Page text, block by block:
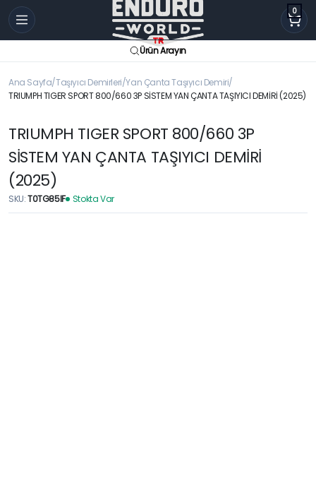
0
Ürün Arayın
Ana Sayfa Taşıyıcı Demirleri Yan Çanta Taşıyıcı Demiri
TRIUMPH TIGER SPORT 800/660 3P SİSTEM YAN ÇANTA TAŞIYICI DEMİRİ (2025)
TRIUMPH TIGER SPORT 800/660 3P
SİSTEM YAN ÇANTA TAŞIYICI DEMİRİ
(2025)
SKU:T0TG85IF Stokta Var